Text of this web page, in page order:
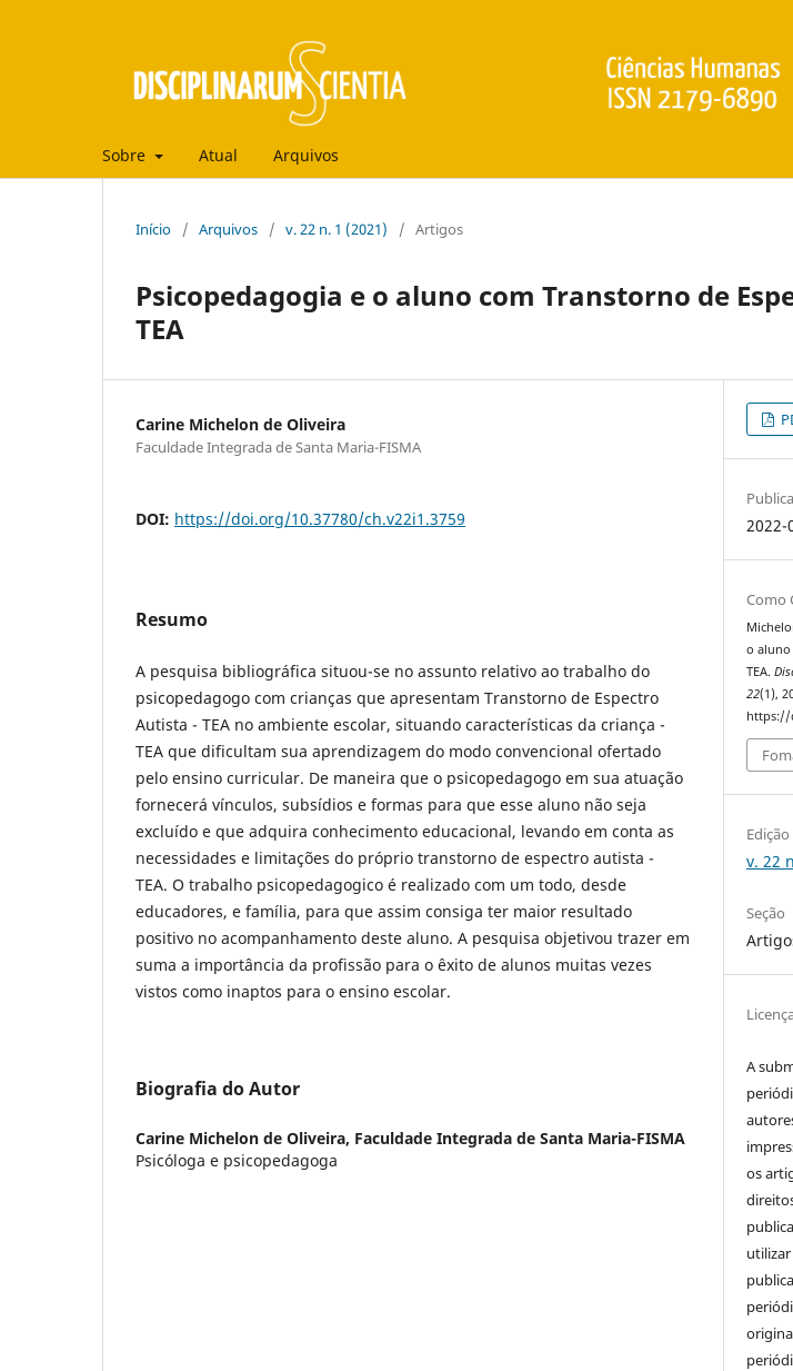
Sobre Atual Arquivos
Início / Arquivos / v. 22 n. 1 (2021) / Artigos
Psicopedagogia e o aluno com Transtorno de
TEA
Carine Michelon de Oliveira
Faculdade Integrada de Santa Maria-FISMA
DOI: https://doi.org/10.37780/ch.v22i1.3759
Resumo
A pesquisa bibliográfica situou-se no assunto relativo ao trabalho do
psicopedagogo com crianças que apresentam Transtorno de Espectro
Autista - TEA no ambiente escolar, situando características da criança -
TEA que dificultam sua aprendizagem do modo convencional ofertado
pelo ensino curricular. De maneira que o psicopedagogo em sua atuação
fornecerá vínculos, subsídios e formas para que esse aluno não seja
excluído e que adquira conhecimento educacional, levando em conta as
necessidades e limitações do próprio transtorno de espectro autista -
TEA. O trabalho psicopedagogico é realizado com um todo, desde
educadores, e família, para que assim consiga ter maior resultado
positivo no acompanhamento deste aluno. A pesquisa objetivou trazer em
suma a importância da profissão para o êxito de alunos muitas vezes
vistos como inaptos para o ensino escolar.
Biografia do Autor
Carine Michelon de Oliveira, Faculdade Integrada de Santa Maria-FISMA
Psicóloga e psicopedagoga
2022-
Como
o aluno
TEA.
22(1),
https://
Edição
v. 22
Seção
A
os